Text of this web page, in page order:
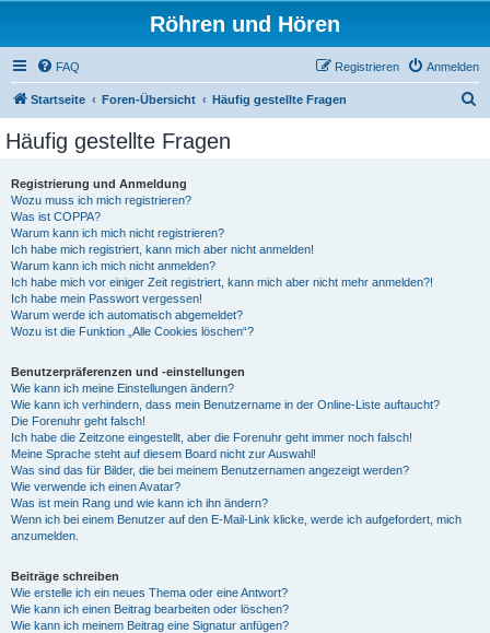
Röhren und Hören
FAQ Anmelden
Registrieren
Startseite Foren-Übersicht Häufig gestellte Fragen
Häufig gestellte Fragen
Registrierung und Anmeldung
Wozu muss ich mich registrieren?
Was ist COPPA?
Warum kann ich mich nicht registrieren?
Ich habe mich registriert, kann mich aber nicht anmelden!
Warum kann ich mich nicht anmelden?
Ich habe mich vor einiger Zeit registriert, kann mich aber nicht mehr anmelden?!
Ich habe mein Passwort vergessen!
Warum werde ich automatisch abgemeldet?
Wozu ist die Funktion „Alle Cookies löschen“?
Benutzerpräferenzen und -einstellungen
Wie kann ich meine Einstellungen ändern?
Wie kann ich verhindern, dass mein Benutzername in der Online-Liste auftaucht?
Die Forenuhr geht falsch!
Ich habe die Zeitzone eingestellt, aber die Forenuhr geht immer noch falsch!
Meine Sprache steht auf diesem Board nicht zur Auswahl!
Was sind das für Bilder, die bei meinem Benutzernamen angezeigt werden?
Wie verwende ich einen Avatar?
Was ist mein Rang und wie kann ich ihn ändern?
Wenn ich bei einem Benutzer auf den E-Mail-Link klicke, werde ich aufgefordert, mich
anzumelden.
Beiträge schreiben
Wie erstelle ich ein neues Thema oder eine Antwort?
Wie kann ich einen Beitrag bearbeiten oder löschen?
Wie kann ich meinem Beitrag eine Signatur anfügen?